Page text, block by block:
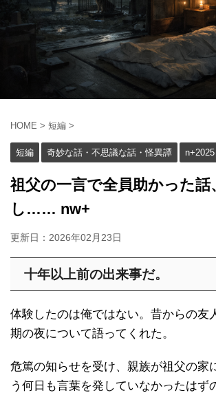
HOME > 短編 >
短編 奇妙な話・不思議な話・怪異譚 n+2025
祖父の一言で全員助かった話
し…… nw+
更新日： 2026年02月23日
十年以上前の出来事だ。
体験したのは俺ではない。昔からの友
期の夜について語ってくれた。
危篤の知らせを受け、親族が祖父の家
う何日も言葉を発していなかったはず